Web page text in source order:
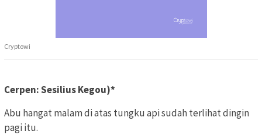
Cryptowi
Cerpen: Sesilius Kegou)*
Abu hangat malam di atas tungku api sudah terlihat dingin
pagi itu.